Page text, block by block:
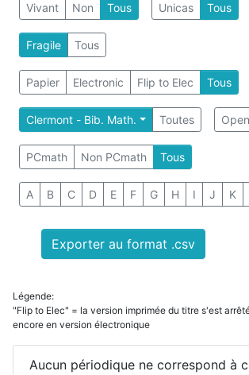
Vivant Non Tous Unicas Tous
Fragile Tous
Papier Electronic Flip to Elec Tous
Clermont - Bib. Math. Toutes
PCmath Non PCmath Tous
A B C D E F G H I J K
Exporter au format .csv
Légende:
"Flip to Elec" = la version imprimée du titre s'est
encore en version électronique
Aucun périodique ne correspond à